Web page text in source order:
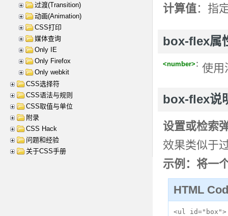
计算值：指
box-flex属
<number> ： 使用
box-flex说
设置或检索
效果类似于
示例：将一
HTML
<ul id="box">
过渡(Transition)
动画(Animation)
CSS打印
媒体查询
Only IE
Only Firefox
Only webkit
CSS选择符
CSS语法与规则
CSS取值与单位
附录
CSS Hack
问题和经验
关于CSS手册